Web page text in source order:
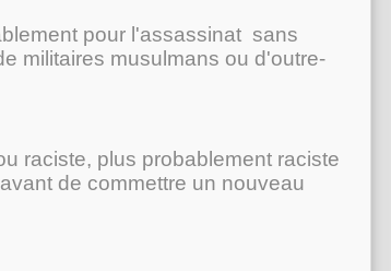
pour l'assassinat sans
militaires musulmans ou d'outre-
raciste, plus probablement raciste
de commettre un nouveau